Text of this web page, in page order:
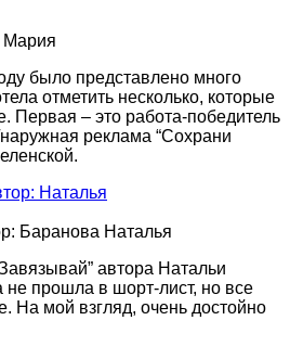
Мария
было представлено много
отметить несколько, которые
Первая – это работа-победитель
реклама “Сохрани
Баранова Наталья
автора Натальи
не прошла в шорт-лист, но все
На мой взгляд, очень достойно